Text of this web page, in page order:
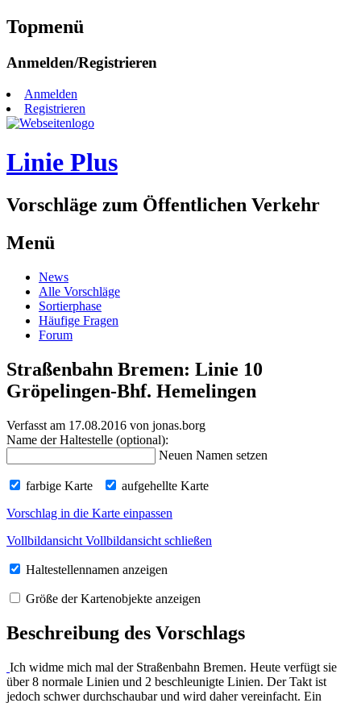
Topmenü
Zum
springen
Anmelden/Registrieren
Anmelden
Registrieren
Linie Plus
Vorschläge zum Öffentlichen Verkehr
Menü
Zum
Inhalt
springen
News
Alle Vorschläge
Sortierphase
Häufige Fragen
Forum
Straßenbahn Bremen: Linie 10
Gröpelingen-Bhf. Hemelingen
Verfasst am 17.08.2016 von jonas.borg
Name der Haltestelle (optional):
Neuen Namen setzen
farbige Karte
aufgehellte Karte
Vorschlag in die Karte einpassen
Vollbildansicht Vollbildansicht schließen
Haltestellennamen anzeigen
Größe der Kartenobjekte anzeigen
Beschreibung des Vorschlags
Ich widme mich mal der Straßenbahn Bremen. Heute verfügt sie
über 8 normale Linien und 2 beschleunigte Linien. Der Takt ist
jedoch schwer durchschaubar und wird daher vereinfacht. Ein